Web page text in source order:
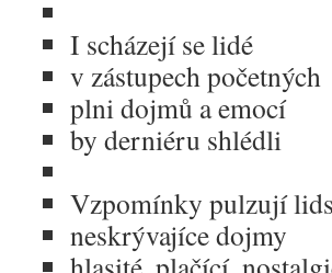
I scházejí se lidé
v zástupech početných
plni dojmů a emocí
by derniéru shlédli
Vzpomínky pulzují
neskrývajíce dojmy